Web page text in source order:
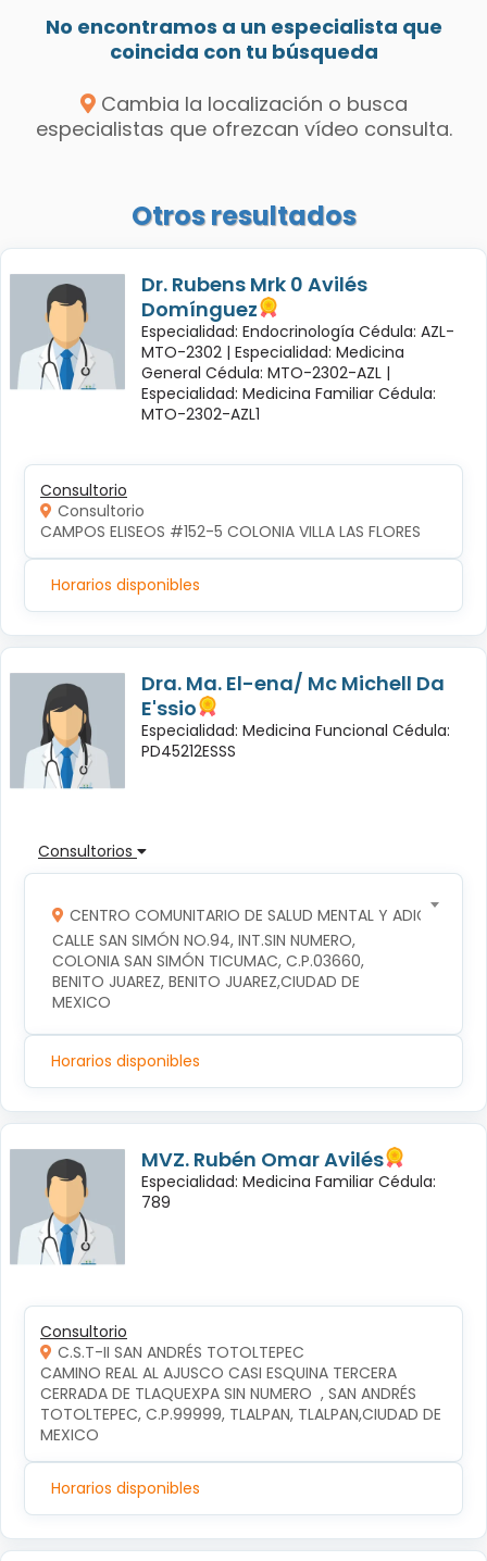
No encontramos a un especialista que
coincida con tu búsqueda
Cambia la localización o busca
especialistas que ofrezcan vídeo consulta.
Otros resultados
Dr. Rubens Mrk 0 Avilés
Domínguez
Especialidad: Endocrinología Cédula: AZL-
MTO-2302 | Especialidad: Medicina
General Cédula: MTO-2302-AZL |
Especialidad: Medicina Familiar Cédula:
MTO-2302-AZL1
Consultorio
Consultorio
CAMPOS ELISEOS #152-5 COLONIA VILLA LAS FLORES
Horarios disponibles
Dra. Ma. El-ena/ Mc Michell Da
E'ssio
Especialidad: Medicina Funcional Cédula:
PD45212ESSS
Consultorios
CENTRO COMUNITARIO DE SALUD MENTAL Y ADICCIONES
CALLE SAN SIMÓN NO.94, INT.SIN NUMERO,
COLONIA SAN SIMÓN TICUMAC, C.P.03660,
BENITO JUAREZ, BENITO JUAREZ,CIUDAD DE
MEXICO
Horarios disponibles
MVZ. Rubén Omar Avilés
Especialidad: Medicina Familiar Cédula:
789
Consultorio
C.S.T-II SAN ANDRÉS TOTOLTEPEC
CAMINO REAL AL AJUSCO CASI ESQUINA TERCERA
CERRADA DE TLAQUEXPA SIN NUMERO  , SAN ANDRÉS
TOTOLTEPEC, C.P.99999, TLALPAN, TLALPAN,CIUDAD DE
MEXICO
Horarios disponibles